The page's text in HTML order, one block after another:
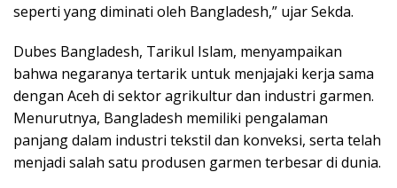
seperti yang diminati oleh Bangladesh,” ujar Sekda.
Dubes Bangladesh, Tarikul Islam, menyampaikan
bahwa negaranya tertarik untuk menjajaki kerja sama
dengan Aceh di sektor agrikultur dan industri garmen.
Menurutnya, Bangladesh memiliki pengalaman
panjang dalam industri tekstil dan konveksi, serta telah
menjadi salah satu produsen garmen terbesar di dunia.